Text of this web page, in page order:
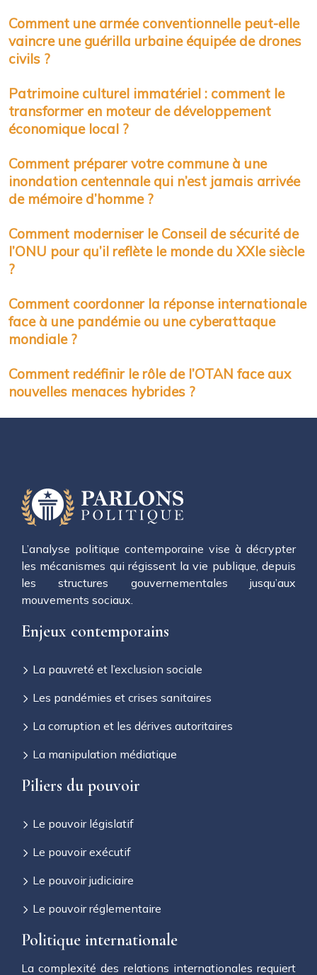
Comment une armée conventionnelle peut-elle
vaincre une guérilla urbaine équipée de drones
civils ?
Patrimoine culturel immatériel : comment le
transformer en moteur de développement
économique local ?
Comment préparer votre commune à une
inondation centennale qui n’est jamais arrivée
de mémoire d’homme ?
Comment moderniser le Conseil de sécurité de
l’ONU pour qu’il reflète le monde du XXIe siècle
?
Comment coordonner la réponse internationale
face à une pandémie ou une cyberattaque
mondiale ?
Comment redéfinir le rôle de l’OTAN face aux
nouvelles menaces hybrides ?
L’analyse politique contemporaine vise à décrypter
les mécanismes qui régissent la vie publique, depuis
les structures gouvernementales jusqu’aux
mouvements sociaux.
Enjeux contemporains
La pauvreté et l’exclusion sociale
Les pandémies et crises sanitaires
La corruption et les dérives autoritaires
La manipulation médiatique
Piliers du pouvoir
Le pouvoir législatif
Le pouvoir exécutif
Le pouvoir judiciaire
Le pouvoir réglementaire
Politique internationale
La complexité des relations internationales requiert